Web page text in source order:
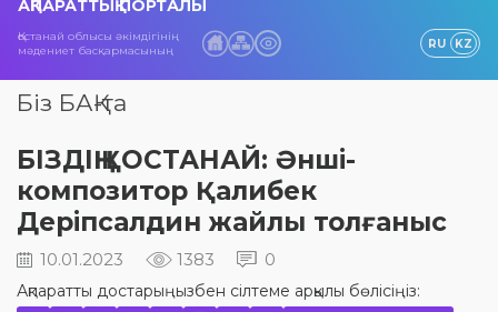
АҚПАРАТТЫҚ ПОРТАЛЫ
Қостанай облысы әкімдігінің
мәдениет басқармасының
RU KZ
Біз БАҚ-та
БІЗДІҢ ҚОСТАНАЙ: Әнші-
композитор Қалибек
Деріпсалдин жайлы толғаныс
10.01.2023 1383 0
Ақпаратты достарыңызбен сілтеме арқылы бөлісіңіз: